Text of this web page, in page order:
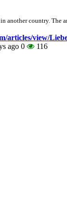
another country. The
articles/view/
ago 0
116